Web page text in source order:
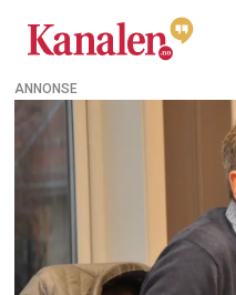
Tag:
ikt
ANNONSE